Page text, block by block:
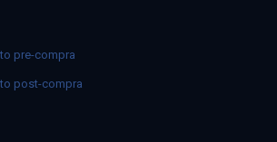
pre-compra
post-compra